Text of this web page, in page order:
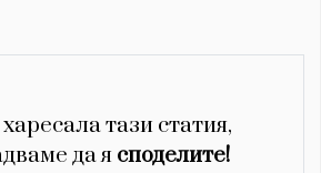
тази статия,
да я споделите!